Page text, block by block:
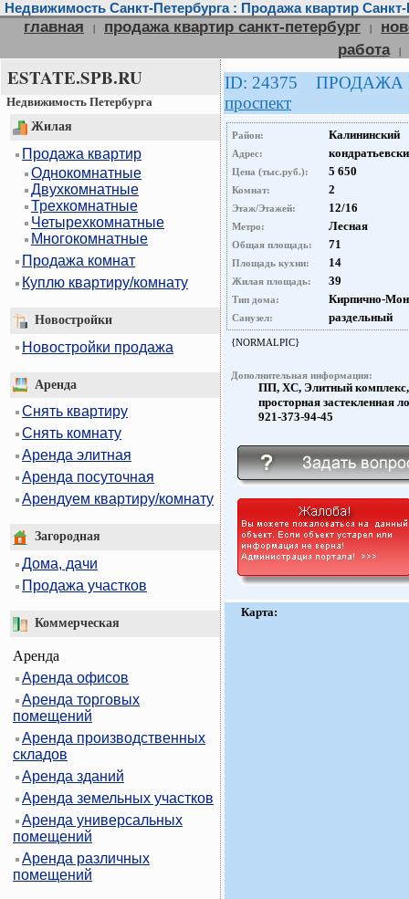
Недвижимость Санкт-Петербурга : Продажа квартир Санкт-
главная | продажа квартир санкт-петербург |
работа
|
ESTATE.SPB.RU
Недвижимость Петербурга
Жилая
Продажа квартир
Однокомнатные
Двухкомнатные
Трехкомнатные
Четырехкомнатные
Многокомнатные
Продажа комнат
Куплю квартиру/комнату
Новостройки
Новостройки продажа
Аренда
Снять квартиру
Снять комнату
Аренда элитная
Аренда посуточная
Арендуем квартиру/комнату
Загородная
Дома, дачи
Продажа участков
Коммерческая
Аренда
Аренда офисов
Аренда торговых
помещений
Аренда производственных
складов
Аренда зданий
Аренда земельных участков
Аренда универсальных
помещений
Аренда различных
помещений
ID: 24375
проспект
Район: Калининский
Адрес:
Цена (тыс.руб.): 5 650
Комнат: 2
Этаж/Этажей: 12/16
Метро: Лесная
Общая площадь: 71
Площадь кухни: 14
Жилая площадь: 39
Тип дома: Кирпично-
Санузел: раздельный
{NORMALPIC}
Дополнительная информация:
ПП, ХС, Элитный комплекс,
просторная застекленная
921-373-94-45
Карта: